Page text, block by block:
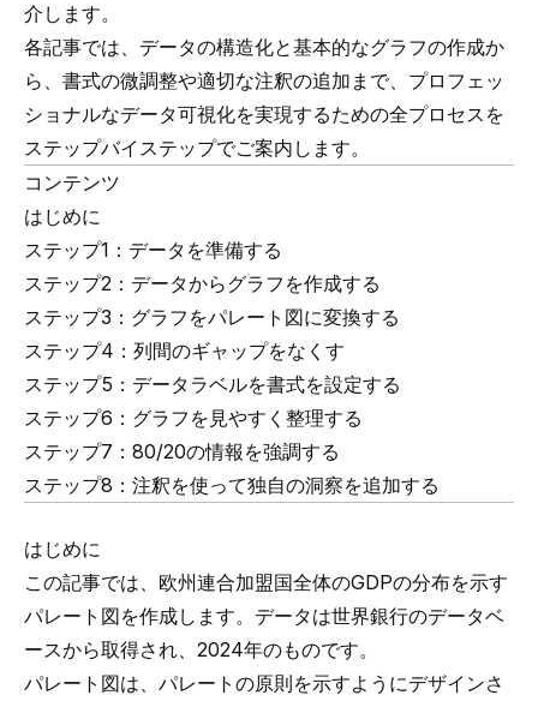
介します。
各記事では、データの構造化と基本的なグラフの作成か
ら、書式の微調整や適切な注釈の追加まで、 プロフェッ
ショナルなデータ可視化を実現するための全プロセスを
ステップバイステップでご案内します。
コンテンツ
はじめに
ステップ1：データを準備する
ステップ2：データからグラフを作成する
ステップ3：グラフをパレート図に変換する
ステップ4：列間のギャップをなくす
ステップ5：データラベルを書式を設定する
ステップ6：グラフを見やすく整理する
ステップ7：80/20の情報を強調する
ステップ8：注釈を使って独自の洞察を追加する
はじめに
この記事では、欧州連合加盟国全体のGDPの分布を示す
パレート図を作成します。データは世界銀行のデータベ
ースから取得され、2024年のものです。
パレート図は、パレートの原則を示すようにデザインさ